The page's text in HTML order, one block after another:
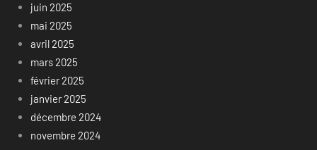
juin 2025
mai 2025
avril 2025
mars 2025
février 2025
janvier 2025
décembre 2024
novembre 2024